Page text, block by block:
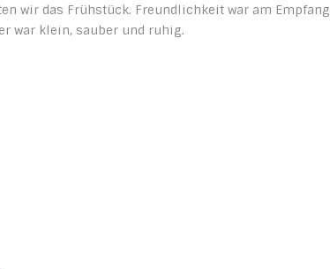
wir das Frühstück. Freundlichkeit war am Empfang
war klein, sauber und ruhig.